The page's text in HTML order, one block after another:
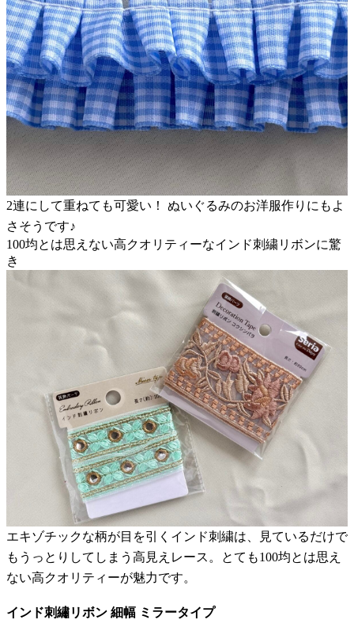
2連にして重ねても可愛い！ ぬいぐるみのお洋服作りにもよ
さそうです♪
100均とは思えない高クオリティーなインド刺繍リボンに驚
き
エキゾチックな柄が目を引くインド刺繍は、見ているだけで
もうっとりしてしまう高見えレース。とても100均とは思え
ない高クオリティーが魅力です。
インド刺繡リボン 細幅 ミラータイプ